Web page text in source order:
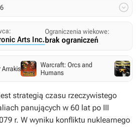

Arts Inc.
Ograniczenia wiekowe:
brak ograniczeń
Arrakis
Warcraft: Orcs and
Humans
strategią czasu rzeczywistego
panujących w 60 lat po III
r. W wyniku konfliktu nuklearnego